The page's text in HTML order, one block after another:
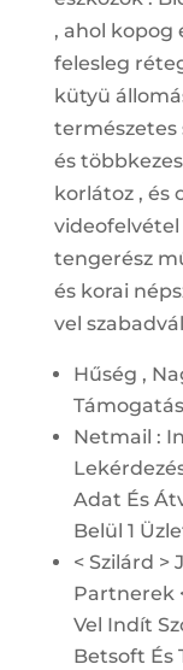
, ahol kopog
felesleg
kütyü
természetes
és
korlátoz , és
tengerész
és korai
vel
Hűség ,
Netmail :
Adat És
Belül 1
< Szilárd >
Partnerek
Vel Indít
Betsoft És